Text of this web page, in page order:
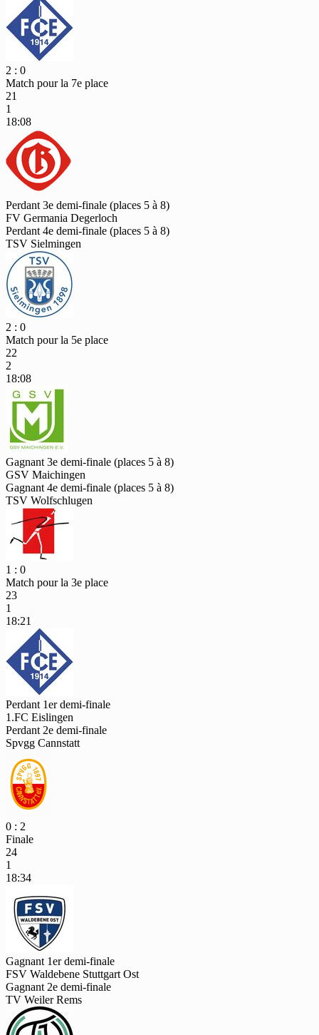
2 : 0
Match pour la 7e place
21
1
18:08
Perdant 3e demi-finale (places 5 à 8)
FV Germania Degerloch
Perdant 4e demi-finale (places 5 à 8)
TSV Sielmingen
2 : 0
Match pour la 5e place
22
2
18:08
Gagnant 3e demi-finale (places 5 à 8)
GSV Maichingen
Gagnant 4e demi-finale (places 5 à 8)
TSV Wolfschlugen
1 : 0
Match pour la 3e place
23
1
18:21
Perdant 1er demi-finale
1.FC Eislingen
Perdant 2e demi-finale
Spvgg Cannstatt
0 : 2
Finale
24
1
18:34
Gagnant 1er demi-finale
FSV Waldebene Stuttgart Ost
Gagnant 2e demi-finale
TV Weiler Rems